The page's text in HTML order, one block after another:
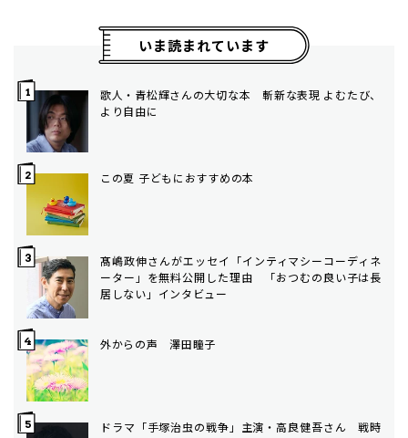
いま読まれています
歌人・青松輝さんの大切な本 斬新な表現 よむたび、
より自由に
この夏 子どもにおすすめの本
髙嶋政伸さんがエッセイ「インティマシーコーディネ
ーター」を無料公開した理由 「おつむの良い子は長
居しない」インタビュー
外からの声 澤田瞳子
ドラマ「手塚治虫の戦争」主演・高良健吾さん 戦時